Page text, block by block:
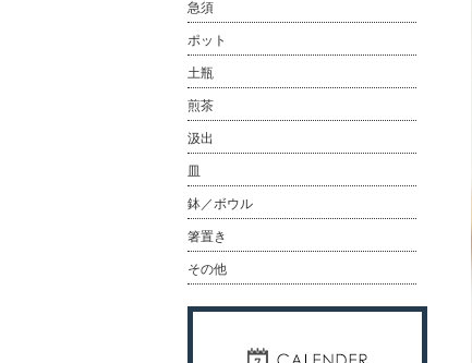
急須
ポット
土瓶
煎茶
汲出
皿
鉢／ボウル
箸置き
その他